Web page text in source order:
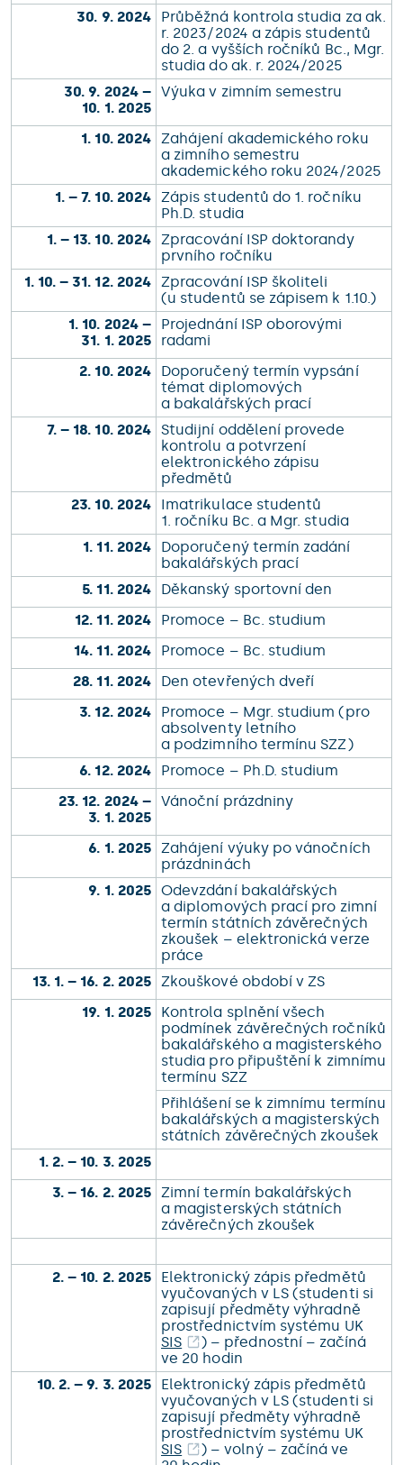
30. 9. 2024
Průběžná kontrola studia za ak.
r. 2023/2024 a zápis studentů
do 2. a vyšších ročníků Bc., Mgr.
studia do ak. r. 2024/2025
30. 9. 2024 –
10. 1. 2025
Výuka v zimním semestru
1. 10. 2024 Zahájení akademického roku
a zimního semestru
akademického roku 2024/2025
1. – 7. 10. 2024 Zápis studentů do 1. ročníku
Ph.D. studia
1. – 13. 10. 2024 Zpracování ISP doktorandy
prvního ročníku
1. 10. – 31. 12. 2024 Zpracování ISP školiteli
(u studentů se zápisem k 1.10.)
1. 10. 2024 –
31. 1. 2025
Projednání ISP oborovými
radami
2. 10. 2024
Doporučený termín vypsání
témat diplomových
a bakalářských prací
7. – 18. 10. 2024 Studijní oddělení provede
kontrolu a potvrzení
elektronického zápisu
předmětů
23. 10. 2024
Imatrikulace studentů
1. ročníku Bc. a Mgr. studia
1. 11. 2024
Doporučený termín zadání
bakalářských prací
5. 11. 2024
Děkanský sportovní den
12. 11. 2024
Promoce – Bc. studium
14. 11. 2024
Promoce – Bc. studium
28. 11. 2024
Den otevřených dveří
3. 12. 2024
Promoce – Mgr. studium (pro
absolventy letního
a podzimního termínu SZZ)
6. 12. 2024
Promoce – Ph.D. studium
23. 12. 2024 –
3. 1. 2025
Vánoční prázdniny
6. 1. 2025 Zahájení výuky po vánočních
prázdninách
9. 1. 2025 Odevzdání bakalářských
a diplomových prací pro zimní
termín státních závěrečných
zkoušek – elektronická verze
práce
13. 1. – 16. 2. 2025 Zkouškové období v ZS
19. 1. 2025
Kontrola splnění všech
podmínek závěrečných ročníků
bakalářského a magisterského
studia pro připuštění k zimnímu
termínu SZZ
Přihlášení se k zimnímu termínu
bakalářských a magisterských
státních závěrečných zkoušek
1. 2. – 10. 3. 2025
3. – 16. 2. 2025 Zimní termín bakalářských
a magisterských státních
závěrečných zkoušek
2. – 10. 2. 2025
Elektronický zápis předmětů
vyučovaných v LS (studenti si
zapisují předměty výhradně
prostřednictvím systému UK
SIS
) – přednostní – začíná
ve 20 hodin
10. 2. – 9. 3. 2025
Elektronický zápis předmětů
vyučovaných v LS (studenti si
zapisují předměty výhradně
prostřednictvím systému UK
SIS
) – volný – začíná ve